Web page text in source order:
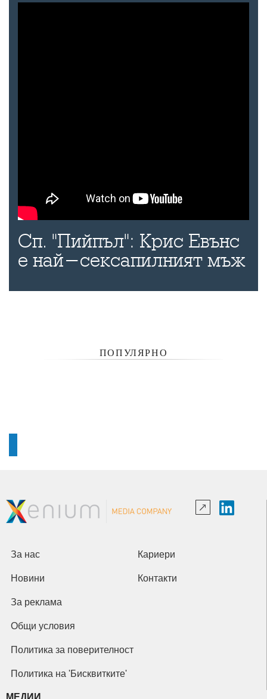
Сп. "Пийпъл": Крис Евънс
е най-сексапилният мъж
ПОПУЛЯРНО
За нас Кариери
Новини Контакти
За реклама
Общи условия
Политика за поверителност
Политика на 'Бисквитките'